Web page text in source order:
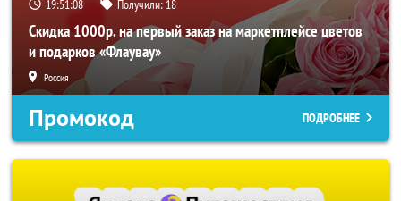
19:51:06 Получили: 18
Скидка 1000р. на первый заказ на маркетплейсе цветов
и подарков «Флаувау»
Россия
Промокод ПОДРОБНЕЕ